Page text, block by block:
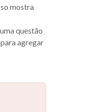
mostra
questão
agregar